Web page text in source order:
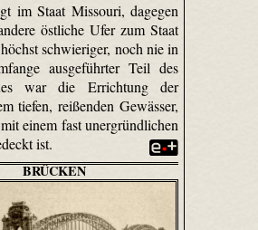
im Staat Missouri, dagegen
östliche Ufer zum Staat
schwieriger, noch nie in
ausgeführter Teil des
war die Errichtung der
tiefen, reißenden Gewässer,
einem fast unergründlichen
ist.
BRÜCKEN